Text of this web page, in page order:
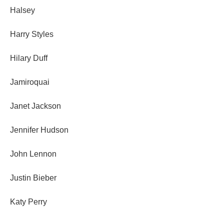
Halsey
Harry Styles
Hilary Duff
Jamiroquai
Janet Jackson
Jennifer Hudson
John Lennon
Justin Bieber
Katy Perry